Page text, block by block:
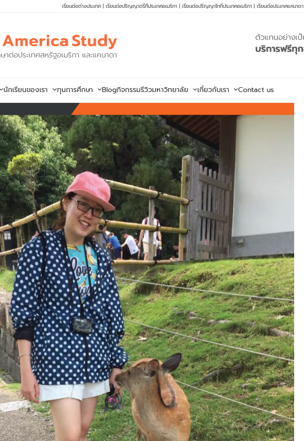
เรียนต่อต่างประเทศ| เรียนต่อปริญญาตรีที่ประเทศอเมริกา | เรียนต่อปริญญาโทที่ประเทศอเมริกา | เรียนต่อประเทศแคนาดา
นักเรียนของเรา ทุนการศึกษา Blogกิจกรรมรีวิวมหาวิทยาลัย เกี่ยวกับเรา Contact us